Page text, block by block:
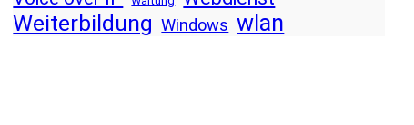
Weiterbildung Windows wlan